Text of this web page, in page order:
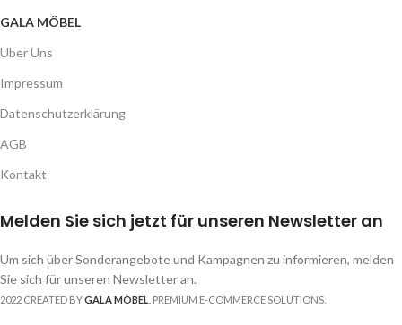
GALA MÖBEL
Über Uns
Impressum
Datenschutzerklärung
AGB
Kontakt
Melden Sie sich jetzt für unseren Newsletter an
Um sich über Sonderangebote und Kampagnen zu informieren, melden
Sie sich für unseren Newsletter an.
2022 CREATED BYGALA MÖBEL . PREMIUM E-COMMERCE SOLUTIONS.